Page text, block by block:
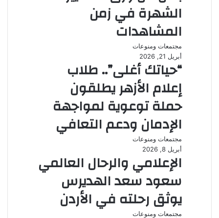
الشهرة في زمن
المشاهدات
مجتمعات ومنوعات
أبريل 21, 2026
“حياتك أغلى”.. طلاب
إعلام الأزهر يطلقون
حملة توعوية لمواجهة
الإدمان ودعم التعافي
مجتمعات ومنوعات
أبريل 8, 2026
الإعلامي والرحال العالمي
سعود سعد الهديرس
يوثق رحلته في الأردن
مجتمعات ومنوعات